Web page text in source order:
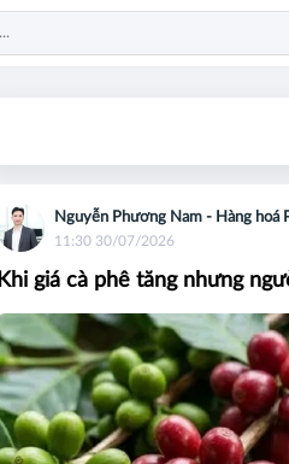
Nguyễn Phương Nam - Hàng
11:30 30/07/2026
Khi giá cà phê tăng nhưng